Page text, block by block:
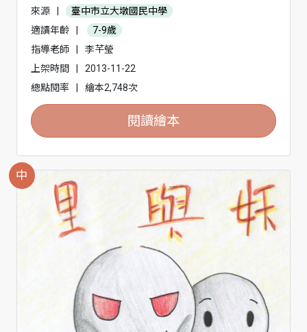
來源
臺中市立大墩國民中學
適讀年齡
7-9歲
指導老師
李芊瑩
上架時間
2013-11-22
總點閱率
繪本2,748次
閱讀繪本
中